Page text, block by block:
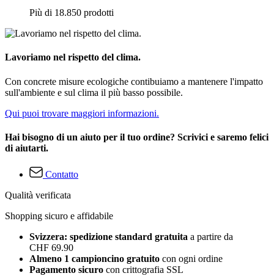
Più di 18.850 prodotti
Lavoriamo nel rispetto del clima.
Con concrete misure ecologiche contibuiamo a mantenere l'impatto
sull'ambiente e sul clima il più basso possibile.
Qui puoi trovare maggiori informazioni.
Hai bisogno di un aiuto per il tuo ordine? Scrivici e saremo felici
di aiutarti.
Contatto
Qualità verificata
Shopping sicuro e affidabile
Svizzera: spedizione standard gratuita a partire da
CHF 69.90
Almeno 1 campioncino gratuito con ogni ordine
Pagamento sicuro con crittografia SSL